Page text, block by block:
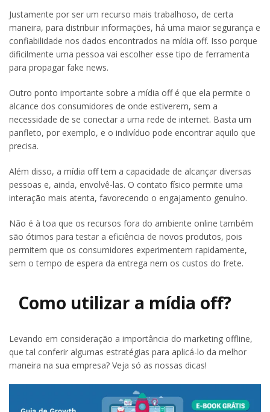
Justamente por ser um recurso mais trabalhoso, de certa
maneira, para distribuir informações, há uma maior segurança e
confiabilidade nos dados encontrados na mídia off. Isso porque
dificilmente uma pessoa vai escolher esse tipo de ferramenta
para propagar fake news.
Outro ponto importante sobre a mídia off é que ela permite o
alcance dos consumidores de onde estiverem, sem a
necessidade de se conectar a uma rede de internet. Basta um
panfleto, por exemplo, e o indivíduo pode encontrar aquilo que
precisa.
Além disso, a mídia off tem a capacidade de alcançar diversas
pessoas e, ainda, envolvê-las. O contato físico permite uma
interação mais atenta, favorecendo o engajamento genuíno.
Não é à toa que os recursos fora do ambiente online também
são ótimos para testar a eficiência de novos produtos, pois
permitem que os consumidores experimentem rapidamente,
sem o tempo de espera da entrega nem os custos do frete.
Como utilizar a mídia off?
Levando em consideração a importância do marketing offline,
que tal conferir algumas estratégias para aplicá-lo da melhor
maneira na sua empresa? Veja só as nossas dicas!